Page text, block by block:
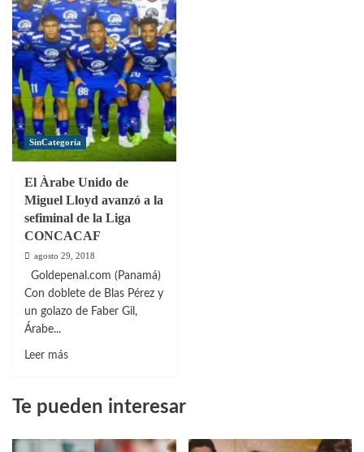
y
su
Árabe
Unido
quedaron
a
las
puertas
de
final
SinCategoria
El Àrabe Unido de
Miguel Lloyd avanzó a la
sefiminal de la Liga
CONCACAF
agosto 29, 2018
Goldepenal.com (Panamá)
Con doblete de Blas Pérez y
un golazo de Faber Gil,
Árabe...
Leer másLeer
El
Unido
Te pueden interesar